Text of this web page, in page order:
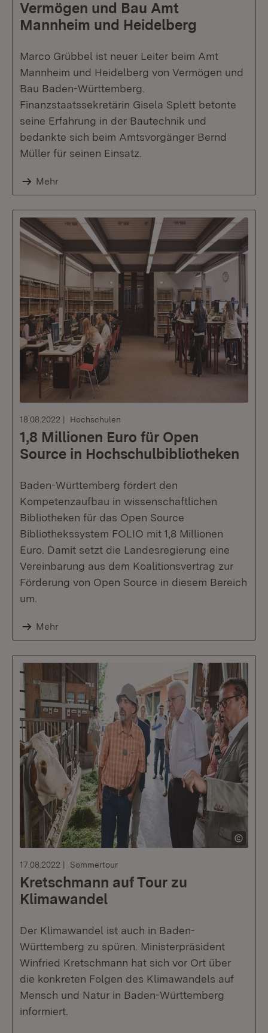
Vermögen und Bau Amt
Mannheim und Heidelberg
Marco Grübbel ist neuer Leiter beim Amt
Mannheim und Heidelberg von Vermögen und
Bau Baden-Württemberg.
Finanzstaatssekretärin Gisela Splett betonte
seine Erfahrung in der Bautechnik und
bedankte sich beim Amtsvorgänger Bernd
Müller für seinen Einsatz.
Mehr
18.08.2022 Hochschulen
1,8 Millionen Euro für Open
Source in Hochschulbibliotheken
Baden-Württemberg fördert den
Kompetenzaufbau in wissenschaftlichen
Bibliotheken für das Open Source
Bibliothekssystem FOLIO mit 1,8 Millionen
Euro. Damit setzt die Landesregierung eine
Vereinbarung aus dem Koalitionsvertrag zur
Förderung von Open Source in diesem Bereich
um.
Mehr
17.08.2022 Sommertour
Kretschmann auf Tour zu
Klimawandel
Der Klimawandel ist auch in Baden-
Württemberg zu spüren. Ministerpräsident
Winfried Kretschmann hat sich vor Ort über
die konkreten Folgen des Klimawandels auf
Mensch und Natur in Baden-Württemberg
informiert.